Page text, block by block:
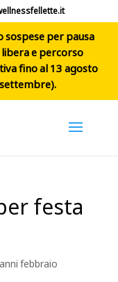
sospese per pausa
e percorso
fino al 13 agosto
festa
febbraio